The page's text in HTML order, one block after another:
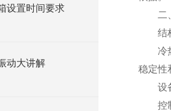
设置时间要求
动大讲解
二、
结构
冷热
稳定性
设备
控制